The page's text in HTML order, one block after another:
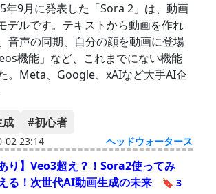
年9月に発表した「Sora 2」は、動画
デルです。テキストから動画を作れ
音声の同期、自分の顔を動画に登場
機能」など、これまでにない機能
。Meta、Google、xAIなど大手AI企
成 #初心者
02 23:14 ヘッドウォータース
り】Veo3超え？！Sora2使ってみ
る！次世代AI動画生成の未来
🔖 3